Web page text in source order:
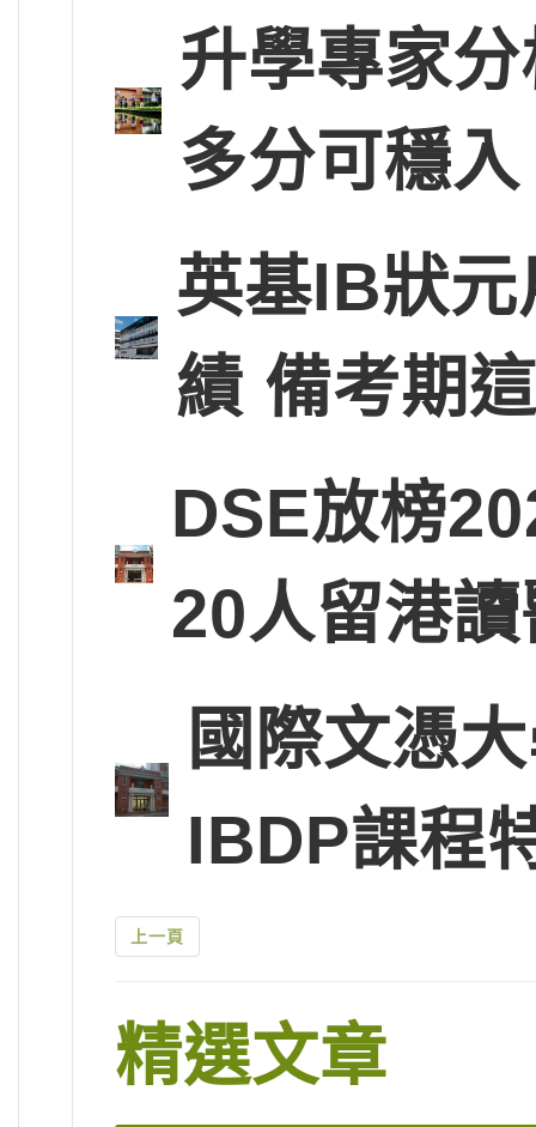
升學專家
多分可穩
英基IB狀
績 備考期
DSE放榜
20人留港
國際文憑
IBDP課程
上一頁
精選文章